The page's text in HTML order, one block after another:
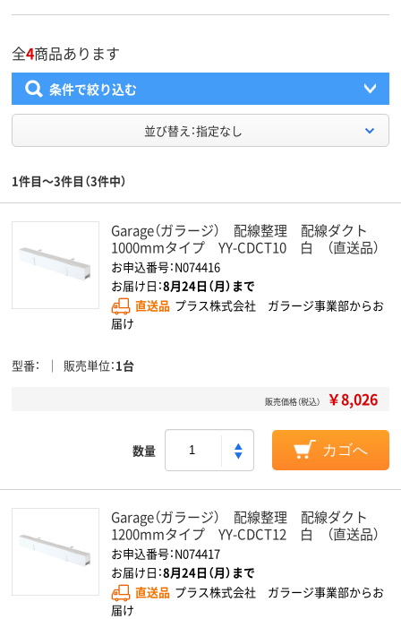
全4商品あります
条件で絞り込む
並び替え：指定なし
1件目～3件目（3件中）
Garage（ガラージ） 配線整理 配線ダクト
1000mmタイプ YY-CDCT10 白 （直送品）
お申込番号：N074416
お届け日：8月24日（月）まで
直送品 プラス株式会社 ガラージ事業部からお
届け
型番 販売単位 1台
販売価格（税込） ￥8,026
数量 カゴへ
Garage（ガラージ） 配線整理 配線ダクト
1200mmタイプ YY-CDCT12 白 （直送品）
お申込番号：N074417
お届け日：8月24日（月）まで
直送品 プラス株式会社 ガラージ事業部からお
届け